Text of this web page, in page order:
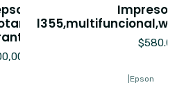
l210,
6 meses
Impresora
Epson